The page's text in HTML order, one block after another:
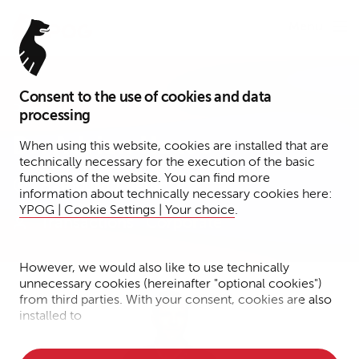
Consent to the use of cookies and data
processing
When using this website, cookies are installed that are
technically necessary for the execution of the basic
functions of the website. You can find more
information about technically necessary cookies here:
YPOG | Cookie Settings | Your choice.
However, we would also like to use technically
unnecessary cookies (hereinafter "optional cookies")
from third parties. With your consent, cookies are also
installed to
Partner
Dr. Adrian Haase
Hamburg / Berlin